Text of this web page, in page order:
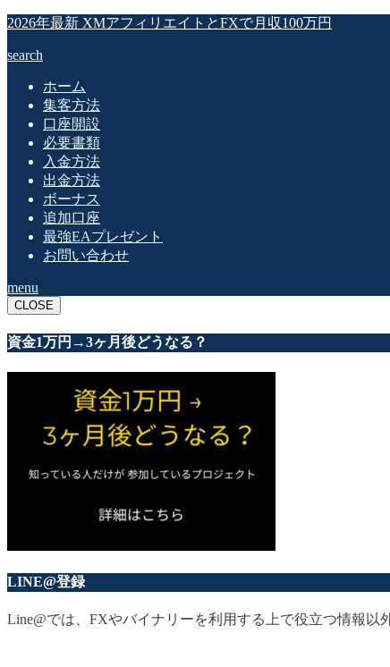
2026年最新 XMアフィリエイトとFXで月収100万円
search
ホーム
集客方法
口座開設
必要書類
入金方法
出金方法
ボーナス
追加口座
最強EAプレゼント
お問い合わせ
menu
CLOSE
資金1万円→3ヶ月後どうなる？
LINE@登録
Line@では、FXやバイナリーを利用する上で役立つ情報以